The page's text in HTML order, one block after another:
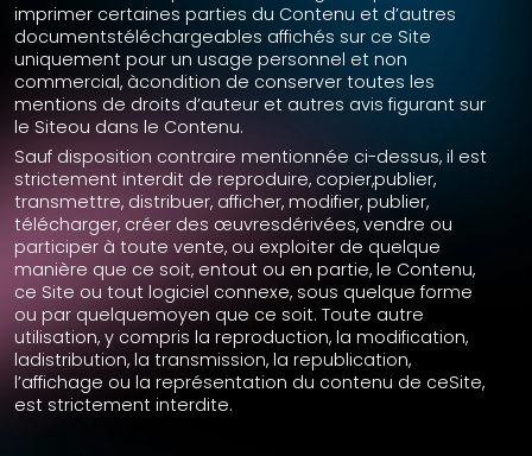
imprimer certaines parties du Contenu et d’autres
documentstéléchargeables affichés sur ce Site
uniquement pour un usage personnel et non
commercial, àcondition de conserver toutes les
mentions de droits d’auteur et autres avis figurant sur
le Siteou dans le Contenu.
Sauf disposition contraire mentionnée ci-dessus, il est
strictement interdit de reproduire, copier,publier,
transmettre, distribuer, afficher, modifier, publier,
télécharger, créer des œuvresdérivées, vendre ou
participer à toute vente, ou exploiter de quelque
manière que ce soit, entout ou en partie, le Contenu,
ce Site ou tout logiciel connexe, sous quelque forme
ou par quelquemoyen que ce soit. Toute autre
utilisation, y compris la reproduction, la modification,
ladistribution, la transmission, la republication,
l’affichage ou la représentation du contenu de ceSite,
est strictement interdite.